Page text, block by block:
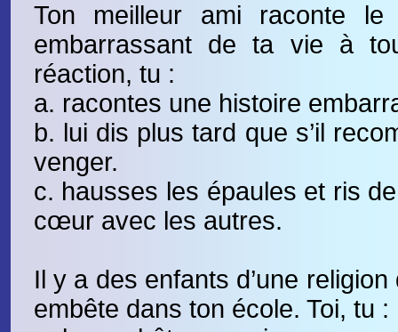
Ton meilleur ami raconte
embarrassant de ta vie à
réaction, tu :
a. racontes une histoire
b. lui dis plus tard que s’il
venger.
c. hausses les épaules et ris
cœur avec les autres.
Il y a des enfants d’une religion
embête dans ton école. Toi, tu :